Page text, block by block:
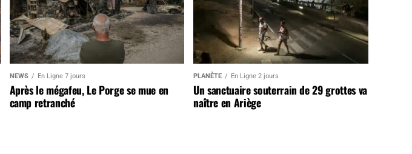
NEWS En Ligne 7 jours
Après le mégafeu, Le Porge se mue en
camp retranché
PLANÈTE En Ligne 2 jours
Un sanctuaire souterrain de 29 grottes va
naître en Ariège